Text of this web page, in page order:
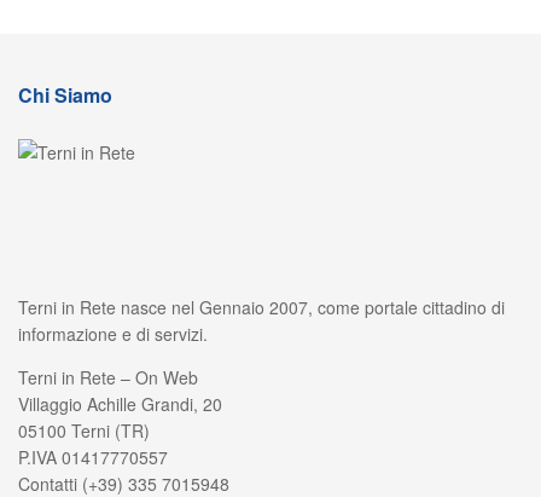
Chi Siamo
Terni in Rete nasce nel Gennaio 2007, come portale cittadino di
informazione e di servizi.
Terni in Rete – On Web
Villaggio Achille Grandi, 20
05100 Terni (TR)
P.IVA 01417770557
Contatti (+39) 335 7015948